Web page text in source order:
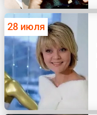
28 июля